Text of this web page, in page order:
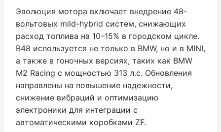
Эволюция мотора включает внедрение 48-
вольтовых mild-hybrid систем, снижающих
расход топлива на 10–15% в городском цикле.
B48 используется не только в BMW, но и в MINI,
а также в гоночных версиях, таких как BMW
M2 Racing с мощностью 313 л.с. Обновления
направлены на повышение надежности,
снижение вибраций и оптимизацию
электроники для интеграции с
автоматическими коробками ZF.